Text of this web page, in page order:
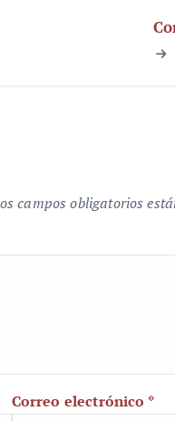
campos obligatorios
Correo electrónico *